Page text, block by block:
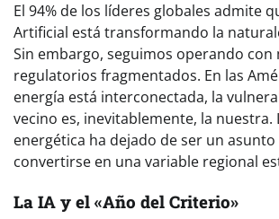
El 94% de los líderes globales admite
Artificial está transformando la
Sin embargo, seguimos operando con
regulatorios fragmentados. En las
energía está interconectada, la
vecino es, inevitablemente, la nuestra.
energética ha dejado de ser un
convertirse en una variable regional
La IA y el «Año del Criterio»